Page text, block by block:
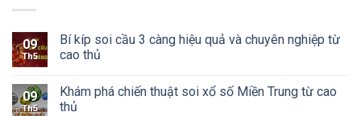
09
Th5
Bí kíp soi cầu 3 càng hiệu quả và chuyên nghiệp từ
cao thủ
09
Th5
Khám phá chiến thuật soi xổ số Miền Trung từ cao
thủ